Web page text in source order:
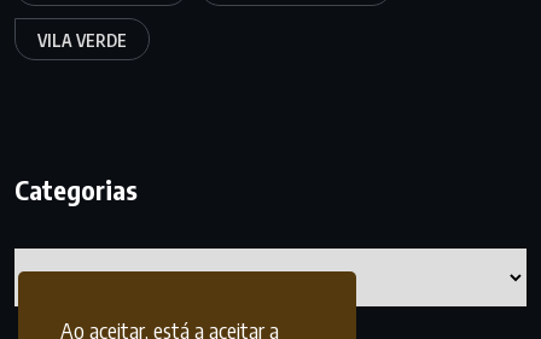
Ao aceitar, está a aceitar a
VILA VERDE
Categorias